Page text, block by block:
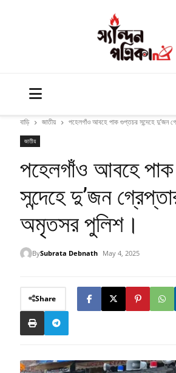
বাড়ি জাতীয় পহেলগাঁও আবহে পাক গুপ্তচর সন্দেহে দু’জন
জাতীয়
পহেলগাঁও আবহে
সন্দেহে দু’জন
অমৃতসর পুলিশ।
BySubrata Debnath
May 4, 2025
Share